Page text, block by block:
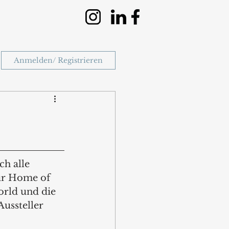
Anmelden/ Registrieren
alle
Home of
und die